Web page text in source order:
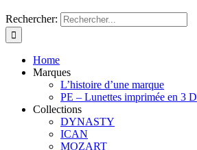
Rechercher:
Home
Marques
L’histoire d’une marque
PE – Lunettes imprimée en 3 D
Collections
DYNASTY
ICAN
MOZART